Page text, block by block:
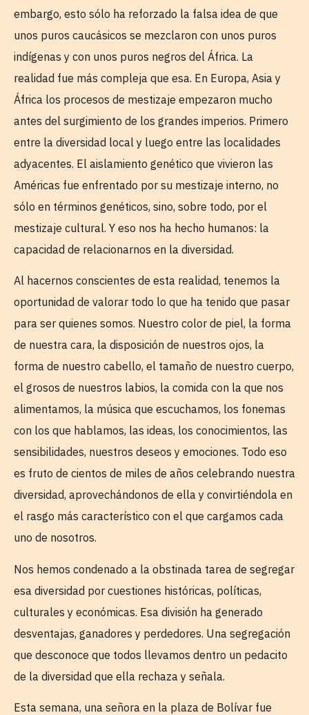
embargo, esto sólo ha reforzado la falsa idea de que
unos puros caucásicos se mezclaron con unos puros
indígenas y con unos puros negros del África. La
realidad fue más compleja que esa. En Europa, Asia y
África los procesos de mestizaje empezaron mucho
antes del surgimiento de los grandes imperios. Primero
entre la diversidad local y luego entre las localidades
adyacentes. El aislamiento genético que vivieron las
Américas fue enfrentado por su mestizaje interno, no
sólo en términos genéticos, sino, sobre todo, por el
mestizaje cultural. Y eso nos ha hecho humanos: la
capacidad de relacionarnos en la diversidad.
Al hacernos conscientes de esta realidad, tenemos la
oportunidad de valorar todo lo que ha tenido que pasar
para ser quienes somos. Nuestro color de piel, la forma
de nuestra cara, la disposición de nuestros ojos, la
forma de nuestro cabello, el tamaño de nuestro cuerpo,
el grosos de nuestros labios, la comida con la que nos
alimentamos, la música que escuchamos, los fonemas
con los que hablamos, las ideas, los conocimientos, las
sensibilidades, nuestros deseos y emociones. Todo eso
es fruto de cientos de miles de años celebrando nuestra
diversidad, aprovechándonos de ella y convirtiéndola en
el rasgo más característico con el que cargamos cada
uno de nosotros.
Nos hemos condenado a la obstinada tarea de segregar
esa diversidad por cuestiones históricas, políticas,
culturales y económicas. Esa división ha generado
desventajas, ganadores y perdedores. Una segregación
que desconoce que todos llevamos dentro un pedacito
de la diversidad que ella rechaza y señala.
Esta semana, una señora en la plaza de Bolívar fue